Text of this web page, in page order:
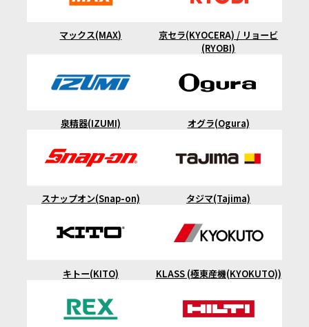
マックス(MAX)
京セラ(KYOCERA) / リョービ
(RYOBI)
泉精器(IZUMI) オグラ(Ogura)
スナップオン(Snap-on) タジマ(Tajima)
キトー(KITO) KLASS (極東産機(KYOKUTO))